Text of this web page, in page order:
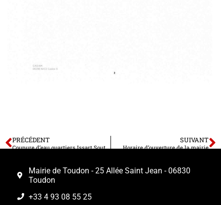
PRÉCÉDENT
Coupure d’eau quartiers Issart Soutran et Couasta Ciaudiera
SUIVANT
Horaire d’ouverture de la mairie
Mairie de Toudon - 25 Allée Saint Jean - 06830
Toudon
+33 4 93 08 55 25